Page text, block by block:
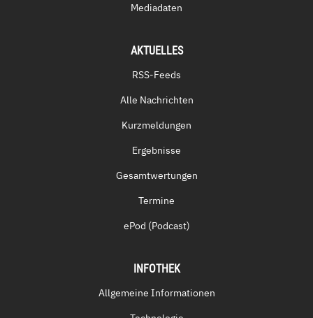
Mediadaten
AKTUELLES
RSS-Feeds
Alle Nachrichten
Kurzmeldungen
Ergebnisse
Gesamtwertungen
Termine
ePod (Podcast)
INFOTHEK
Allgemeine Informationen